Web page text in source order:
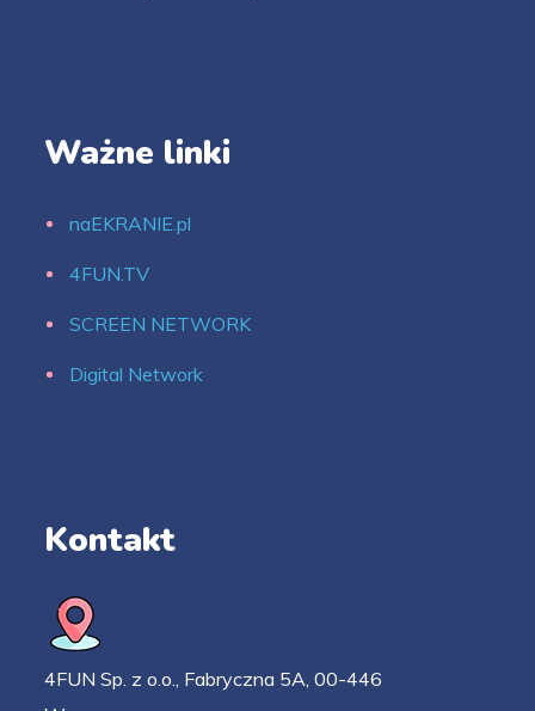
Ważne linki
naEKRANIE.pl
4FUN.TV
SCREEN NETWORK
Digital Network
Kontakt
4FUN Sp. z o.o., Fabryczna 5A, 00-446